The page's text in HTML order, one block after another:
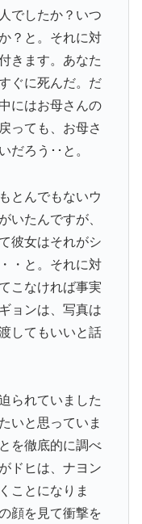
でしたか？いつ
？と。それに対
きます。あなた
ぐに死んだ。だ
にはお母さんの
っても、お母さ
だろう･･と。
とんでもないウ
いたんですが、
彼女はそれがシ
・と。それに対
こなければ事実
ョンは、写真は
してもいいと話
られていました
いと思っていま
を徹底的に調べ
ドヒは、ナヨン
ことになりま
顔を見て衝撃を